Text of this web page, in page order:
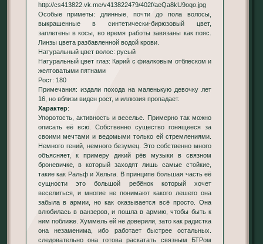
Особые приметы: длинные, почти до пола волосы,
выкрашенные в синтетически-бирюзовый цвет,
заплетены в косы, во время работы завязаны как пояс.
Линзы цвета разбавленной водой крови.
Натуральный цвет волос: русый
Натуральный цвет глаз: Карий с фиалковым отблеском и
желтоватыми пятнами
Рост: 180
Примечания: издали похода на маленькую девочку лет
16, но вблизи виден рост, и иллюзия пропадает.
Характер:
Упоротость, активность и веселье. Примерно так можно
описать её всю. Собственно существо гонящееся за
своими мечтами и ведомыми только ей стремлениями.
Немного гений, немного безумец. Это собственно много
объясняет, к примеру дикий рёв музыки в связном
броневичке, в который заходят лишь самые стойкие,
такие как Ральф и Хельга. В принципе большая часть её
сущности это большой ребёнок который хочет
веселиться, и многие не понимают какого лешего она
забыла в армии, но как оказывается всё просто. Она
влюбилась в ванзеров, и пошла в армию, чтобы быть к
ним поближе. Хуммель ей не доверили, зато как радистка
она незаменима, ибо работает быстрее остальных.
следовательно она готова раскатать связным БТРом